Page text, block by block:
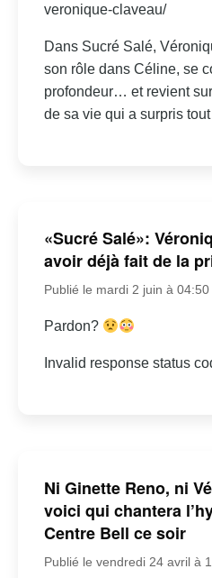
veronique-claveau/
Dans Sucré Salé,
son rôle dans Céline, se
profondeur… et revient
de sa vie qui a surpris
«Sucré Salé»:
avoir déjà fait de la
Publié le mardi 2 juin à 04:50
Pardon?
Invalid response status
Ni Ginette Reno, ni
voici qui chantera
Centre Bell ce soir
Publié le vendredi 24 avril à